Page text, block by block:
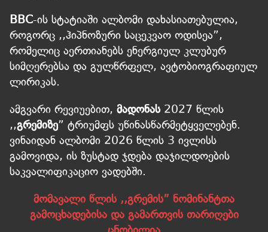
BBC-ის სტატიაში ალბომი დახასიათებულია,
როგორც ,,ჰიპნოზური საცეკვაო ოდისეა”,
რომელიც აერთიანებს ენერგიულ კლუბურ
სიმღერებსა და გულწრფელ, ავტობიოგრაფიულ
ლირიკას.
ამგვარი რევიუებით, მადონას2027 წლის
,,გრემიზე” ტრიუმფს უწინასწარმეტყველებენ.
ვინაიდან ალბომი 2026 წლის 3 ივლისს
გამოვიდა, ის ზუსტად ჯდება დაჯილდოების
საკვალიფიკაციო ვადებში.
მომავალი წლის ,,გრემის” ნომინანტთა
გამოცხადებისა და გამართვის თარიღები